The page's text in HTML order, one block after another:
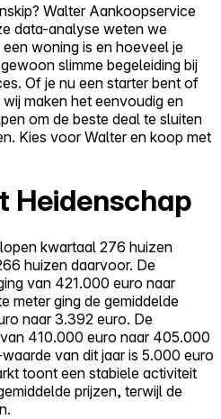
Walter Aankoopservice
data-analyse weten we
woning is en hoeveel je
slimme begeleiding bij
Of je nu een starter bent of
maken het eenvoudig en
om de beste deal te sluiten
Kies voor Walter en koop met
Heidenschap
kwartaal 276 huizen
huizen daarvoor. De
van 421.000 euro naar
meter ging de gemiddelde
naar 3.392 euro. De
410.000 euro naar 405.000
van dit jaar is 5.000 euro
toont een stabiele activiteit
prijzen, terwijl de